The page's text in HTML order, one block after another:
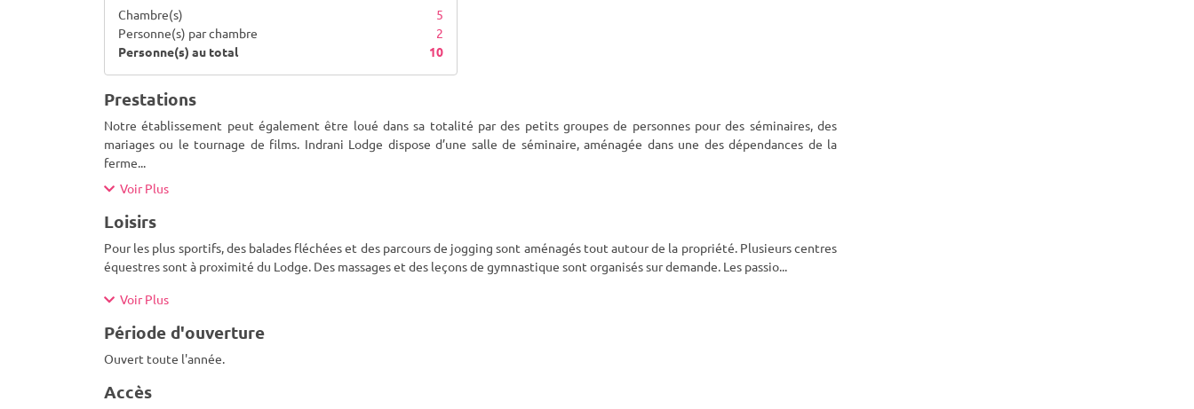
Chambre(s)
5
Personne(s) par chambre
2
Personne(s) au total
10
Prestations
Notre établissement peut également être loué dans sa totalité par des petits groupes de personnes pour des séminaires, des
mariages ou le tournage de films. Indrani Lodge dispose d’une salle de séminaire, aménagée dans une des dépendances de la
ferme...
Voir Plus
Loisirs
Pour les plus sportifs, des balades fléchées et des parcours de jogging sont aménagés tout autour de la propriété. Plusieurs centres
équestres sont à proximité du Lodge. Des massages et des leçons de gymnastique sont organisés sur demande. Les passio...
Voir Plus
Période d'ouverture
Ouvert toute l'année.
Accès